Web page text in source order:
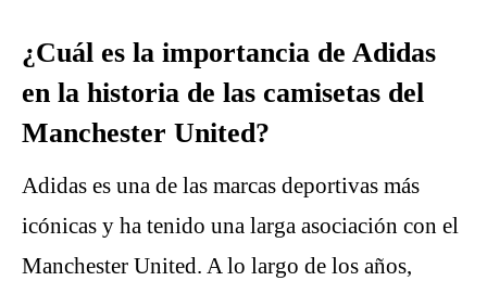
¿Cuál es la importancia de Adidas
en la historia de las camisetas del
Manchester United?
Adidas es una de las marcas deportivas más
icónicas y ha tenido una larga asociación con el
Manchester United. A lo largo de los años,